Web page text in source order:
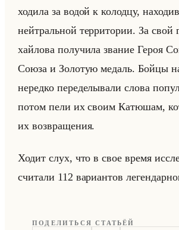
хо­ди­ла за водой к ко­лод­цу,
нейтральной тер­ри­то­рии. За
хайло­ва по­лу­чи­ла зва­ние Героя
Союза и Зо­ло­тую ме­даль. Бойцы
неред­ко пе­ре­де­лы­ва­ли слова
потом пели их своим Ка­тю­шам,
их воз­вра­ще­ния.
Ходит слух, что в свое время
счи­та­ли 112 ва­ри­ан­тов
ПОДЕЛИТЬСЯ СТАТЬЁЙ